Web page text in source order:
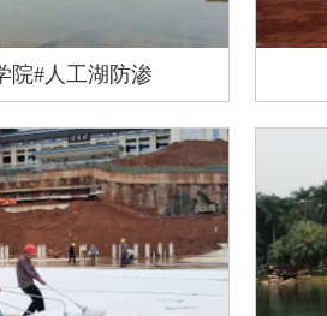
院#人工湖防渗